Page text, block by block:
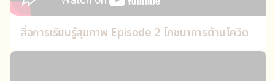
สื่อการเรียนรู้สุขภาพ Episode 2 โภชนาการต้านโควิด